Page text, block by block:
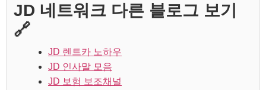
JD 네트워크 다른 블로그 보기
🔗
JD 렌트카 노하우
JD 인사말 모음
JD 보험 보조채널